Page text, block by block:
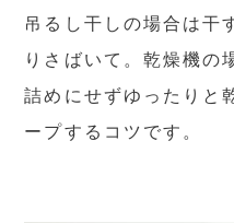
吊るし干しの場合は干
りさばいて。乾燥機の
詰めにせずゆったりと
ープするコツです。